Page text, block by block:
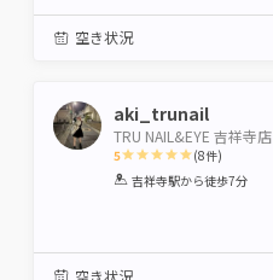
空き状況
aki_trunail
TRU NAIL&EYE 吉祥寺店
5
1 2 3 4 5
(8件)
吉祥寺駅から徒歩7分
空き状況